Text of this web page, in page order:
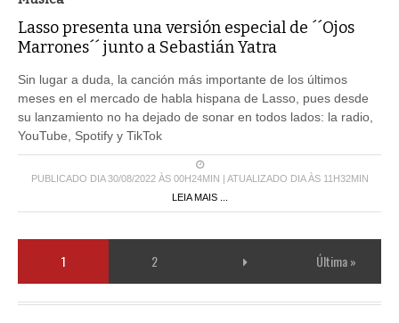
Lasso presenta una versión especial de ´´Ojos
Marrones´´ junto a Sebastián Yatra
Sin lugar a duda, la canción más importante de los últimos
meses en el mercado de habla hispana de Lasso, pues desde
su lanzamiento no ha dejado de sonar en todos lados: la radio,
YouTube, Spotify y TikTok
PUBLICADO DIA 30/08/2022 ÀS 00H24MIN | ATUALIZADO DIA ÀS 11H32MIN
LEIA MAIS ...
1 2 Última »